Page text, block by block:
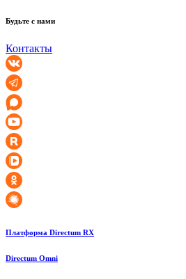
Будьте с нами
Контакты
Платформа Directum RX
Directum Omni